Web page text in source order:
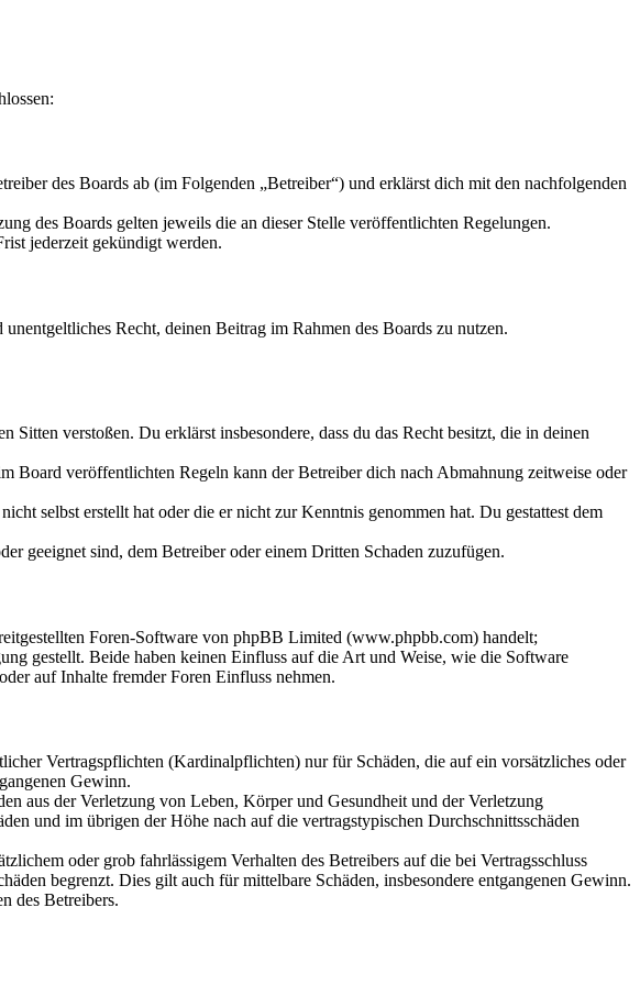
des Boards ab (im Folgenden „Betreiber“) und erklärst dich mit den nachfolgenden
des Boards gelten jeweils die an dieser Stelle veröffentlichten Regelungen.
jederzeit gekündigt werden.
Recht, deinen Beitrag im Rahmen des Boards zu nutzen.
verstoßen. Du erklärst insbesondere, dass du das Recht besitzt, die in deinen
Board veröffentlichten Regeln kann der Betreiber dich nach Abmahnung zeitweise oder
selbst erstellt hat oder die er nicht zur Kenntnis genommen hat. Du gestattest dem
geeignet sind, dem Betreiber oder einem Dritten Schaden zuzufügen.
Foren-Software von phpBB Limited (www.phpbb.com) handelt;
gestellt. Beide haben keinen Einfluss auf die Art und Weise, wie die Software
auf Inhalte fremder Foren Einfluss nehmen.
Vertragspflichten (Kardinalpflichten) nur für Schäden, die auf ein vorsätzliches oder
Gewinn.
aus der Verletzung von Leben, Körper und Gesundheit und der Verletzung
und im übrigen der Höhe nach auf die vertragstypischen Durchschnittsschäden
oder grob fahrlässigem Verhalten des Betreibers auf die bei Vertragsschluss
begrenzt. Dies gilt auch für mittelbare Schäden, insbesondere entgangenen Gewinn.
des Betreibers.